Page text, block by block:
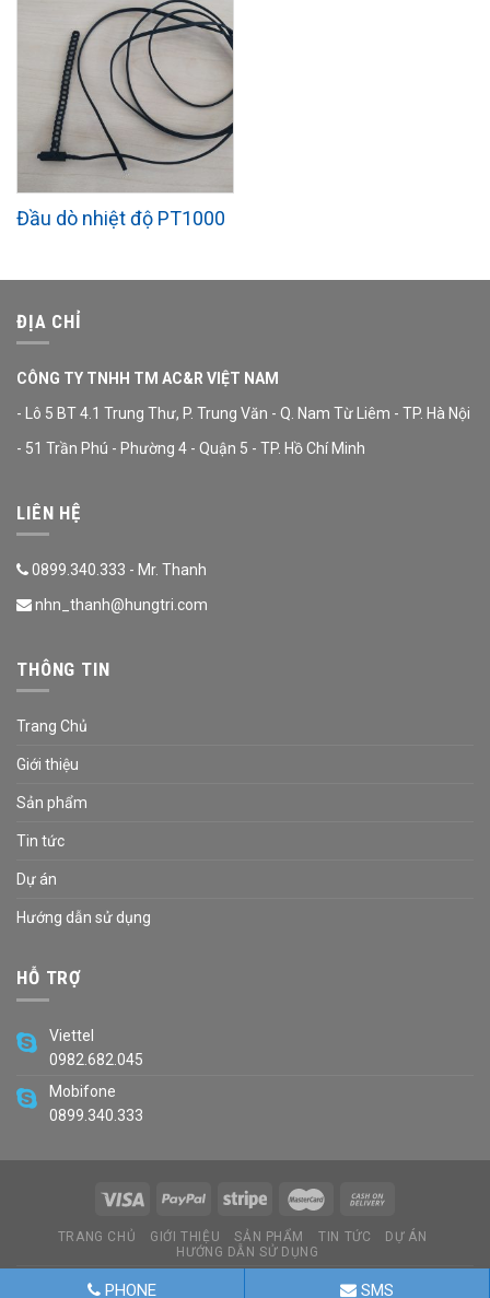
Đầu dò nhiệt độ PT1000
ĐỊA CHỈ
CÔNG TY TNHH TM AC&R VIỆT NAM
- Lô 5 BT 4.1 Trung Thư, P. Trung Văn - Q. Nam Từ Liêm - TP. Hà Nội
- 51 Trần Phú - Phường 4 - Quận 5 - TP. Hồ Chí Minh
LIÊN HỆ
0899.340.333 - Mr. Thanh
nhn_thanh@hungtri.com
THÔNG TIN
Trang Chủ
Giới thiệu
Sản phẩm
Tin tức
Dự án
Hướng dẫn sử dụng
HỖ TRỢ
Viettel
0982.682.045
Mobifone
0899.340.333
TRANG CHỦ GIỚI THIỆU SẢN PHẨM TIN TỨC
DỰ ÁN
HƯỚNG DẪN SỬ DỤNG
Copyright 2026 © Developed By Balloon.vn
PHONE SMS